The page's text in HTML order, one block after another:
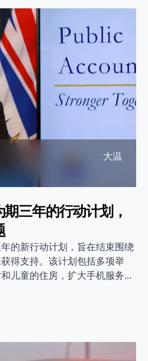
大温
三年的行动计划，
的新行动计划，旨在结束围绕
得支持。该计划包括多项举
儿童的住房，扩大手机服务范
性别暴力现象，特别是针对受